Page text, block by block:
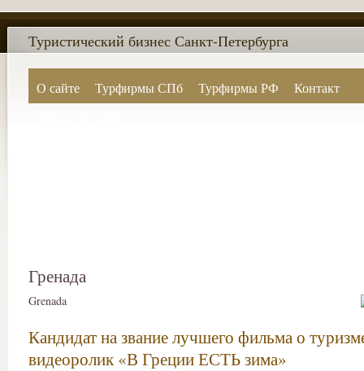
О сайте Турфирмы СПб Турфирмы РФ
Контакт
Туристический бизнес Санкт-Петербурга
Гренада
Grenada
Кандидат на звание лучшего фильма о
видеоролик «В Греции ЕСТЬ зима»